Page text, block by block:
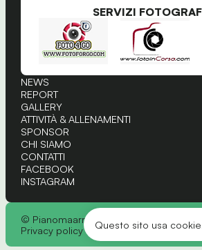
SERVIZI
NEWS
REPORT
GALLERY
ATTIVITÀ & ALLENAMENTI
SPONSOR
CHI SIAMO
CONTATTI
FACEBOOK
INSTAGRAM
© Pianomaarriviamo
Privacy policy
Questo sito usa